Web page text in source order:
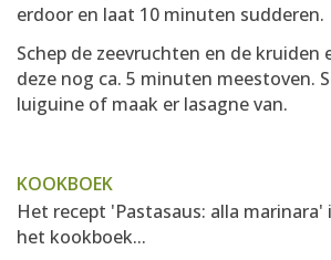
erdoor en laat 10 minuten sudderen.
Schep de zeevruchten en de kruiden
deze nog ca. 5 minuten meestoven.
luiguine of maak er lasagne van.
KOOKBOEK
Het recept 'Pastasaus: alla
het kookboek...